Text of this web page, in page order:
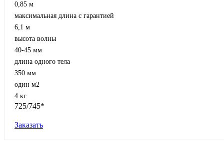
0,85 м
максимальная длина с гарантией
6,1 м
высота волны
40-45 мм
длина одного тела
350 мм
один м2
4 кг
725/745*
Заказать